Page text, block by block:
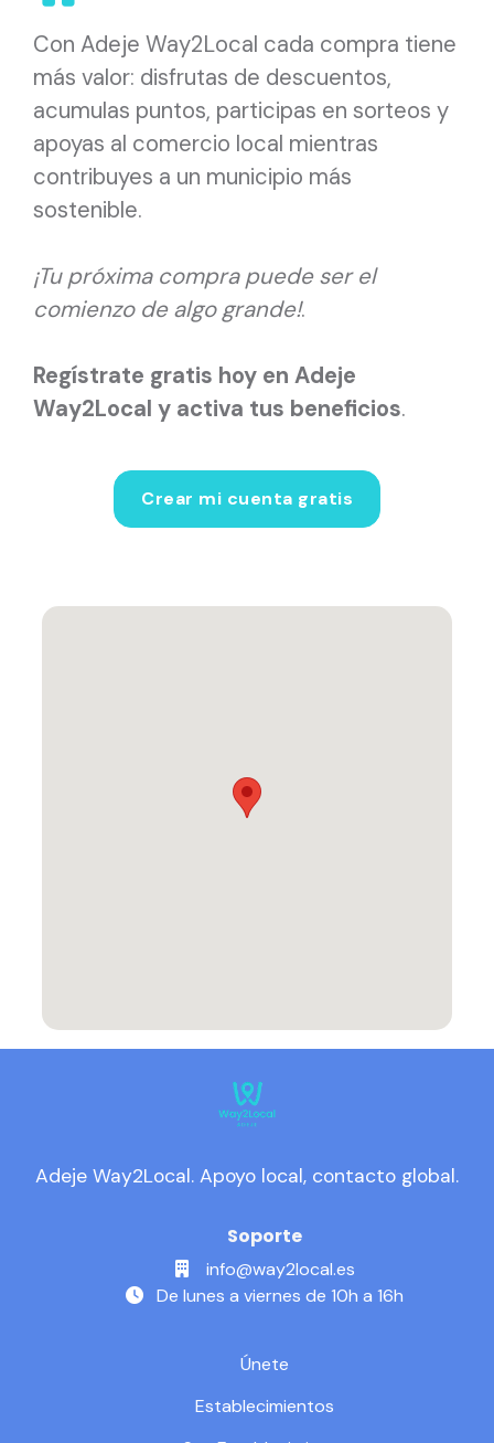
Con Adeje Way2Local cada compra tiene
más valor: disfrutas de descuentos,
acumulas puntos, participas en sorteos y
apoyas al comercio local mientras
contribuyes a un municipio más
sostenible.
¡Tu próxima compra puede ser el
comienzo de algo grande!.
Regístrate gratis hoy en Adeje
Way2Local y activa tus beneficios.
Crear mi cuenta gratis
Adeje Way2Local. Apoyo local, contacto global.
Soporte
info@way2local.es
De lunes a viernes de 10h a 16h
Únete
Establecimientos